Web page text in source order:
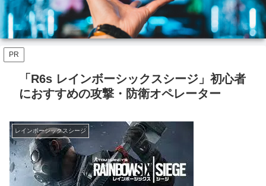
PR
「R6s レインボーシックスシージ」初心者
におすすめの攻撃・防衛オペレーター
レインボーシックスシージ